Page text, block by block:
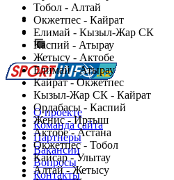
Тобол - Алтай
Окжетпес - Кайрат
Елимай - Кызыл-Жар СК
Каспий - Атырау
Жетысу - Актобе
Елимай - Атырау
Кайрат - Окжетпес
Кызыл-Жар СК - Кайрат
Ордабасы - Каспий
Женис - Иртыш
Актобе - Астана
Окжетпес - Тобол
Кайсар - Улытау
Алтай - Жетысу
Есть идея?
Сообщить о мероприятии
Перейти на старый сайт
О проекте
Команда сайта
Партнеры
Вакансии
Вопросы
Контакты